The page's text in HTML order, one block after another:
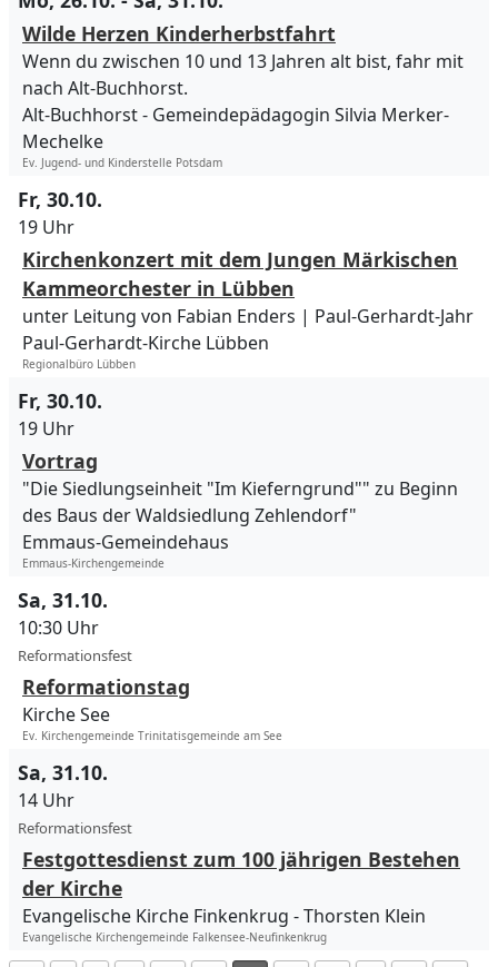
Wilde Herzen Kinderherbstfahrt
Wenn du zwischen 10 und 13 Jahren alt bist, fahr mit
nach Alt-Buchhorst.
Alt-Buchhorst
Gemeindepädagogin Silvia Merker-
Mechelke
Ev. Jugend- und Kinderstelle Potsdam
Fr, 30.10.
19 Uhr
Kirchenkonzert mit dem Jungen Märkischen
Kammeorchester in Lübben
unter Leitung von Fabian Enders | Paul-Gerhardt-Jahr
Paul-Gerhardt-Kirche Lübben
Regionalbüro Lübben
Fr, 30.10.
19 Uhr
Vortrag
"Die Siedlungseinheit "Im Kieferngrund"" zu Beginn
des Baus der Waldsiedlung Zehlendorf"
Emmaus-Gemeindehaus
Emmaus-Kirchengemeinde
Sa, 31.10.
10:30 Uhr
Reformationsfest
Reformationstag
Kirche See
Ev. Kirchengemeinde Trinitatisgemeinde am See
Sa, 31.10.
14 Uhr
Reformationsfest
Festgottesdienst zum 100 jährigen Bestehen
der Kirche
Evangelische Kirche Finkenkrug Thorsten Klein
Evangelische Kirchengemeinde Falkensee-Neufinkenkrug